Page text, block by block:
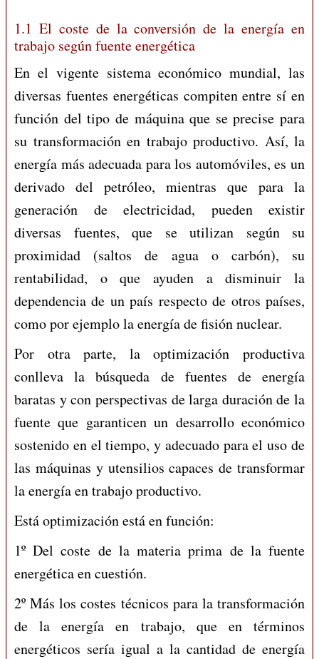
1.1 El coste de la conversión de la energía en
trabajo según fuente energética
En el vigente sistema económico mundial, las
diversas fuentes energéticas compiten entre sí en
función del tipo de máquina que se precise para
su transformación en trabajo productivo. Así, la
energía más adecuada para los automóviles, es un
derivado del petróleo, mientras que para la
generación de electricidad, pueden existir
diversas fuentes, que se utilizan según su
proximidad (saltos de agua o carbón), su
rentabilidad, o que ayuden a disminuir la
dependencia de un país respecto de otros países,
como por ejemplo la energía de fisión nuclear.
Por otra parte, la optimización productiva
conlleva la búsqueda de fuentes de energía
baratas y con perspectivas de larga duración de la
fuente que garanticen un desarrollo económico
sostenido en el tiempo, y adecuado para el uso de
las máquinas y utensilios capaces de transformar
la energía en trabajo productivo.
Está optimización está en función:
1º Del coste de la materia prima de la fuente
energética en cuestión.
2º Más los costes técnicos para la transformación
de la energía en trabajo, que en términos
energéticos sería igual a la cantidad de energía